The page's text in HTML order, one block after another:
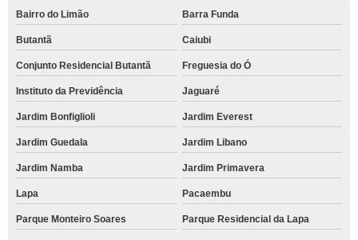
Bairro do Limão Barra Funda
Butantã Caiubi
Conjunto Residencial Butantã Freguesia do Ó
Instituto da Previdência Jaguaré
Jardim Bonfiglioli Jardim Everest
Jardim Guedala Jardim Libano
Jardim Namba Jardim Primavera
Lapa Pacaembu
Parque Monteiro Soares Parque Residencial da Lapa